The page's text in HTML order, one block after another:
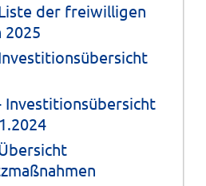
der freiwilligen
2025
Investitionsübersicht